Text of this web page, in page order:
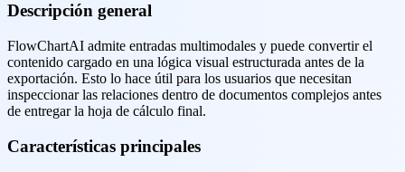
Descripción general
FlowChartAI admite entradas multimodales y puede convertir el
contenido cargado en una lógica visual estructurada antes de la
exportación. Esto lo hace útil para los usuarios que necesitan
inspeccionar las relaciones dentro de documentos complejos antes
de entregar la hoja de cálculo final.
Características principales